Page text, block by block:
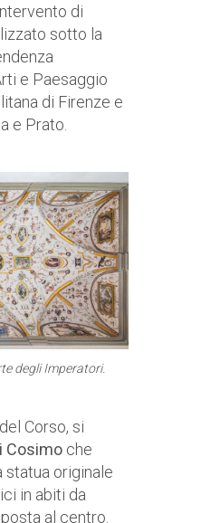
di
sotto la
e Paesaggio
di Firenze e
e Prato.
degli Imperatori.
Corso, si
Cosimo che
statua originale
in abiti da
al centro.